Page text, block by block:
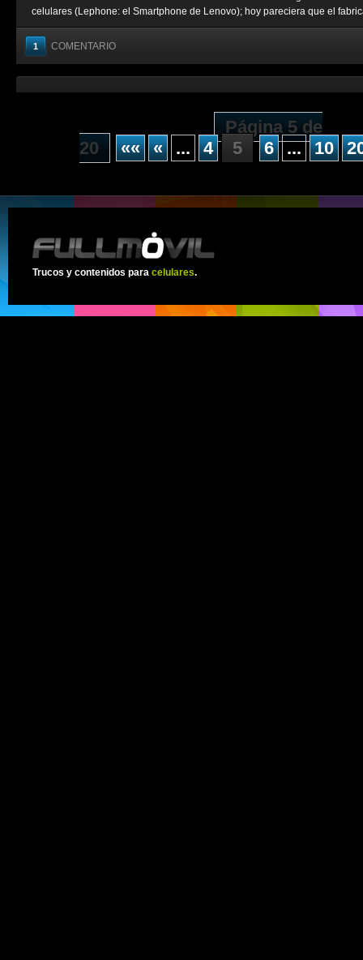
celulares (Lephone: el Smartphone de Lenovo); hoy pareciera que el
1 COMENTARIO
Página 5 de
20
«« « ... 4 5 6 ... 10
Trucos y contenidos para celulares.